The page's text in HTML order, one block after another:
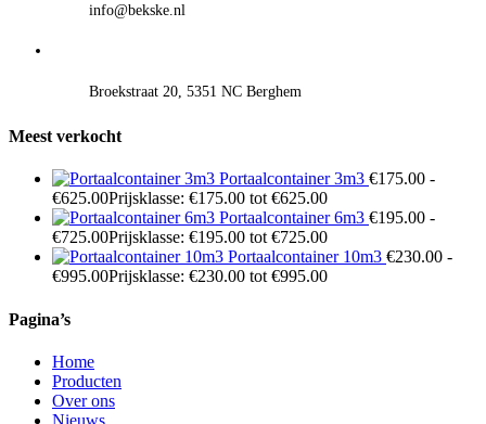
info@bekske.nl
Broekstraat 20, 5351 NC Berghem
Meest verkocht
Portaalcontainer 3m3 €175.00 -
€625.00Prijsklasse: €175.00 tot €625.00
Portaalcontainer 6m3 €195.00 -
€725.00Prijsklasse: €195.00 tot €725.00
Portaalcontainer 10m3 €230.00 -
€995.00Prijsklasse: €230.00 tot €995.00
Pagina’s
Home
Producten
Over ons
Nieuws